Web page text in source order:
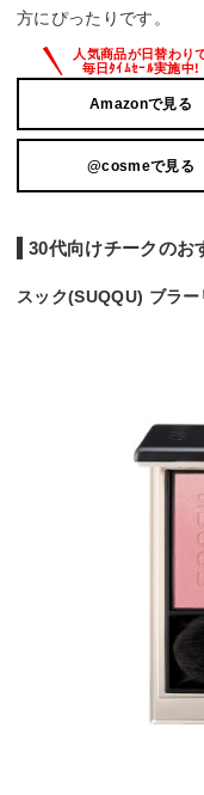
方にぴったりです。
Amazonで見る
@cosmeで見る
30代向けチークのお
スック(SUQQU) ブラ